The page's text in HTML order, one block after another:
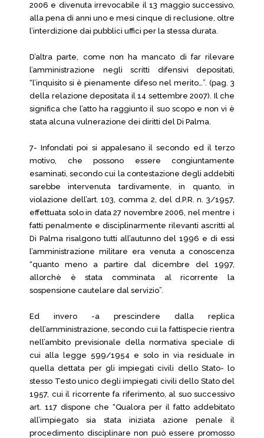
2006 e divenuta irrevocabile il 13 maggio successivo,
alla pena di anni uno e mesi cinque di reclusione, oltre
l’interdizione dai pubblici uffici per la stessa durata.
D’altra parte, come non ha mancato di far rilevare
l’amministrazione negli scritti difensivi depositati,
“l’inquisito si è pienamente difeso nel merito…”. (pag. 3
della relazione depositata il 14 settembre 2007). Il che
significa che l’atto ha raggiunto il suo scopo e non vi è
stata alcuna vulnerazione dei diritti del Di Palma.
7- Infondati poi si appalesano il secondo ed il terzo
motivo, che possono essere congiuntamente
esaminati, secondo cui la contestazione degli addebiti
sarebbe intervenuta tardivamente, in quanto, in
violazione dell’art. 103, comma 2, del d.P.R. n. 3/1957,
effettuata solo in data 27 novembre 2006, nel mentre i
fatti penalmente e disciplinarmente rilevanti ascritti al
Di Palma risalgono tutti all’autunno del 1996 e di essi
l’amministrazione militare era venuta a conoscenza
“quanto meno a partire dal dicembre del 1997,
allorchè è stata comminata al ricorrente la
sospensione cautelare dal servizio”.
Ed invero -a prescindere dalla replica
dell’amministrazione, secondo cui la fattispecie rientra
nell’ambito previsionale della normativa speciale di
cui alla legge 599/1954 e solo in via residuale in
quella dettata per gli impiegati civili dello Stato- lo
stesso Testo unico degli impiegati civili dello Stato del
1957, cui il ricorrente fa riferimento, al suo successivo
art. 117 dispone che “Qualora per il fatto addebitato
all’impiegato sia stata iniziata azione penale il
procedimento disciplinare non può essere promosso